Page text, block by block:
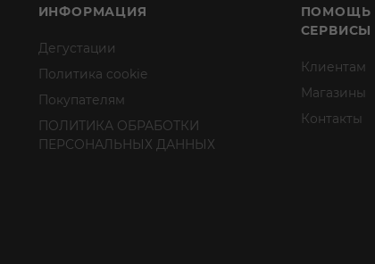
ИНФОРМАЦИЯ
Дегустации
Политика cookie
Покупателям
ПОЛИТИКА ОБРАБОТКИ
ПЕРСОНАЛЬНЫХ ДАННЫХ
ПОМОЩЬ
СЕРВИСЫ
Клиентам
Магазины
Контакты